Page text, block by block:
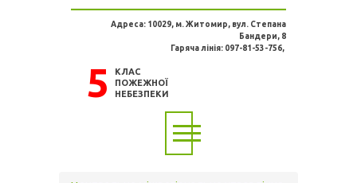
Адреса: 10029, м. Житомир, вул. Степана
Бандери, 8
Гаряча лінія: 097-81-53-756,
5
КЛАС
ПОЖЕЖНОЇ
НЕБЕЗПЕКИ